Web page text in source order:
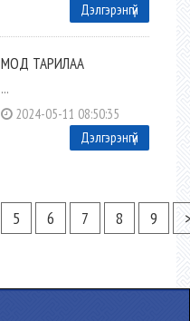
Дэлгэрэнгүй
МОД ТАРИЛАА
...
2024-05-11 08:50:35
Дэлгэрэнгүй
5 6 7 8 9 >